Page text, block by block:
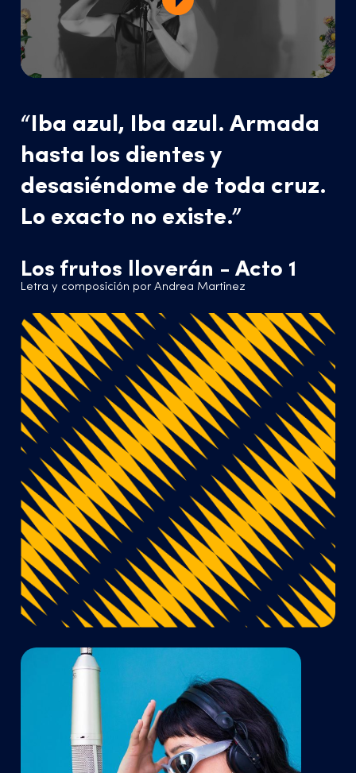
“Iba azul, Iba azul. Armada
hasta los dientes y
desasiéndome de toda cruz.
Lo exacto no existe.”
Los frutos lloverán - Acto 1
Letra y composición por Andrea Martinez